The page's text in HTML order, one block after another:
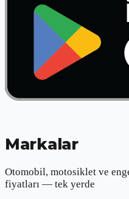
Markalar
Otomobil, motosiklet ve
fiyatları — tek yerde